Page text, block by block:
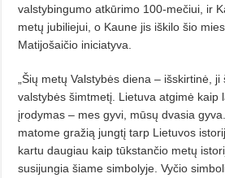
valstybingumo atkūrimo 100-mečiui, ir
metų jubiliejui, o Kaune jis iškilo šio
Matijošaičio iniciatyva.
„Šių metų Valstybės diena – išskirtinė,
valstybės šimtmetį. Lietuva atgimė kaip
įrodymas – mes gyvi, mūsų dvasia
matome gražią jungtį tarp Lietuvos
kartu daugiau kaip tūkstančio metų
susijungia šiame simbolyje. Vyčio